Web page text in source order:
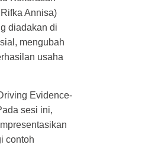
Annisa)
diadakan di
mengubah
usaha
Evidence-
sesi ini,
contoh